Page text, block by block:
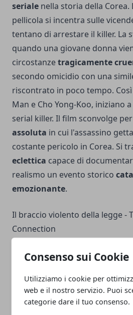
Consenso sui Cookie
Utilizziamo i cookie per
web e il nostro servizio. Puoi
categorie dare il tuo consenso.
seriale nella storia della Corea.
pellicola si incentra sulle
tentano di arrestare il killer. La
quando una giovane donna
circostanzetragicamente
secondo omicidio con una
riscontrato in poco tempo.
Man e Cho Yong-Koo, iniziano
serial killer. Il film sconvolge
assoluta in cui l'assassino
costante pericolo in Corea. Si
eclettica capace di
realismo un evento storico
emozionante.
Il braccio violento della legge -
Connection
basati su storie vere conIl
evergreen assoluto: un
cinema. Il thriller d'azione